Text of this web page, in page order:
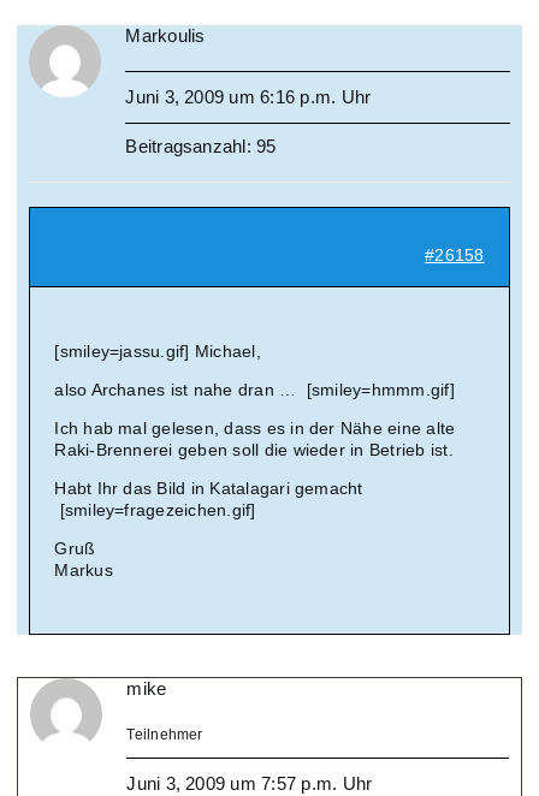
Suche
Markoulis
Juni 3, 2009 um 6:16 p.m. Uhr
Beitragsanzahl: 95
#26158
[smiley=jassu.gif] Michael,
also Archanes ist nahe dran … [smiley=hmmm.gif]
Ich hab mal gelesen, dass es in der Nähe eine alte
Raki-Brennerei geben soll die wieder in Betrieb ist.
Habt Ihr das Bild in Katalagari gemacht
[smiley=fragezeichen.gif]
Gruß
Markus
mike
Teilnehmer
Juni 3, 2009 um 7:57 p.m. Uhr